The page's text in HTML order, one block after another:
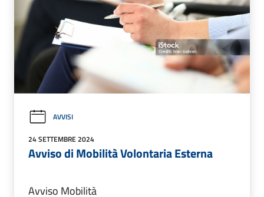
AVVISI
24 SETTEMBRE 2024
Avviso di Mobilità Volontaria Esterna
Avviso Mobilità